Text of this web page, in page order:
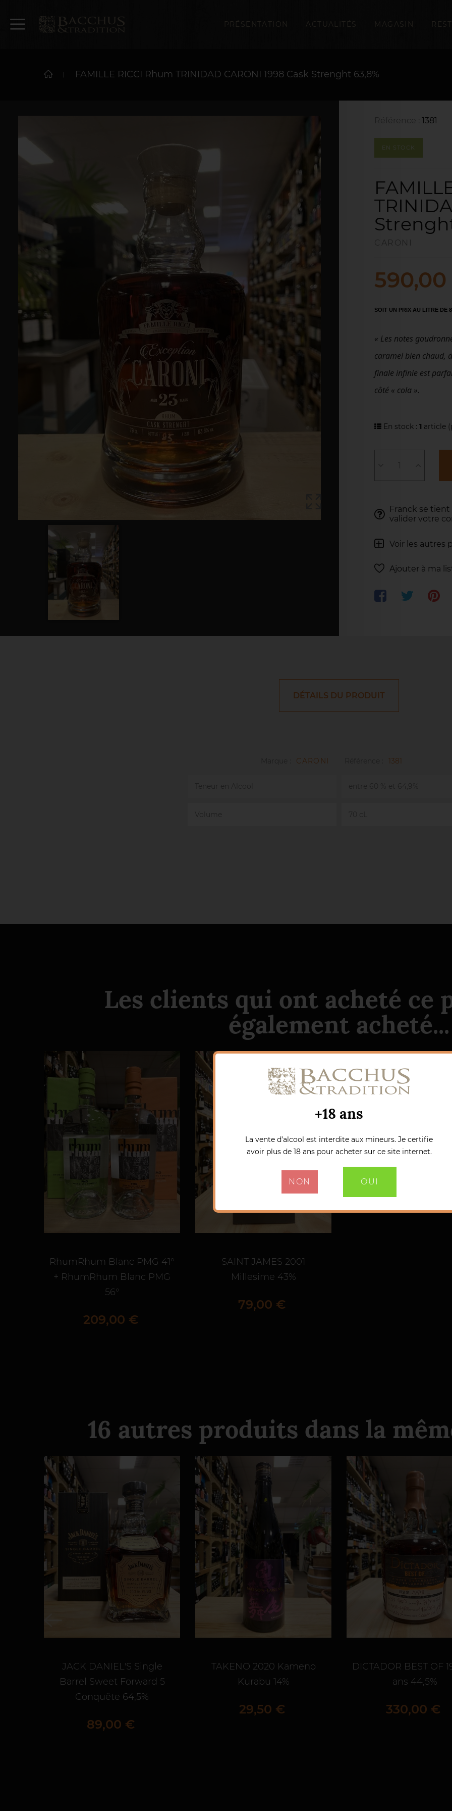
PRÉSENTATION ACTUALITÉS MAGASIN
FAMILLE RICCI Rhum TRINIDAD CARONI 1998 Cask Strenght 63,8%
Référence : 1381
EN STOCK
SOIT UN PRIX AU LITRE DE
En stock : 1 article
Franck se
valider votre
Voir les autres
Ajouter à ma
DÉTAILS DU PRODUIT
CARONI 1381
Les clients qui ont acheté ce
également acheté...
RhumRhum Blanc PMG 41°
+ RhumRhum Blanc PMG
56°
Prix
209,00 €
SAINT JAMES 2001
Millesime 43%
Prix
79,00 €
16 autres produits dans la
JACK DANIEL'S Single
Barrel Sweet Forward 5
Conquête 64,5%
Prix
89,00 €
TAKENO 2020 Kameno
Kurabu 14%
Prix
29,50 €
DICTADOR BEST OF
ans 44,5%
Prix
330,00 €
+18 ans
La vente d’alcool est interdite aux mineurs. Je certifie
avoir plus de 18 ans pour acheter sur ce site internet.
NON OUI